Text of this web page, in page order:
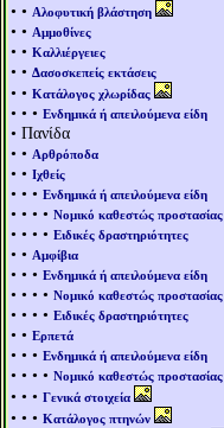
• • Αλοφυτική βλάστηση
• • Αμμοθίνες
• • Καλλιέργειες
• • Δασοσκεπείς εκτάσεις
• • Κατάλογος χλωρίδας
• • • Ενδημικά ή απειλούμενα είδη
• Πανίδα
• • Αρθρόποδα
• • Ιχθείς
• • • Ενδημικά ή απειλούμενα είδη
• • • • Νομικό καθεστώς προστασίας
• • • • Ειδικές δραστηριότητες
• • Αμφίβια
• • • Ενδημικά ή απειλούμενα είδη
• • • • Νομικό καθεστώς προστασίας
• • • • Ειδικές δραστηριότητες
• • Ερπετά
• • • Ενδημικά ή απειλούμενα είδη
• • • • Νομικό καθεστώς προστασίας
• • • Γενικά στοιχεία
• • • Κατάλογος πτηνών